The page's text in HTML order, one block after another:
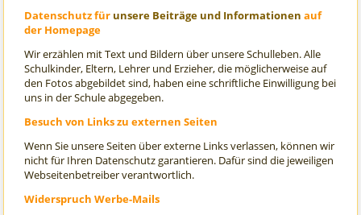
Datenschutz für unsere Beiträge und Informationen auf
der Homepage
Wir erzählen mit Text und Bildern über unsere Schulleben. Alle
Schulkinder, Eltern, Lehrer und Erzieher, die möglicherweise auf
den Fotos abgebildet sind, haben eine schriftliche Einwilligung bei
uns in der Schule abgegeben.
Besuch von Links zu externen Seiten
Wenn Sie unsere Seiten über externe Links verlassen, können wir
nicht für Ihren Datenschutz garantieren. Dafür sind die jeweiligen
Webseitenbetreiber verantwortlich.
Widerspruch Werbe-Mails